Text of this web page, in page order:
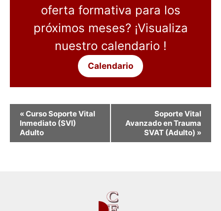
oferta formativa para los
próximos meses? ¡Visualiza
nuestro calendario !
Calendario
v
«Curso Soporte Vital
Inmediato (SVI)
Adulto
Soporte Vital
Avanzado en Trauma
SVAT (Adulto) »